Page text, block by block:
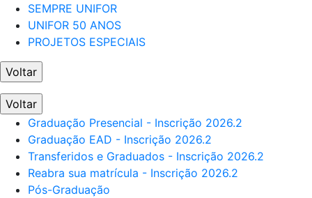
SEMPRE UNIFOR
UNIFOR 50 ANOS
PROJETOS ESPECIAIS
Voltar
Voltar
Graduação Presencial - Inscrição 2026.2
Graduação EAD - Inscrição 2026.2
Transferidos e Graduados - Inscrição 2026.2
Reabra sua matrícula - Inscrição 2026.2
Pós-Graduação